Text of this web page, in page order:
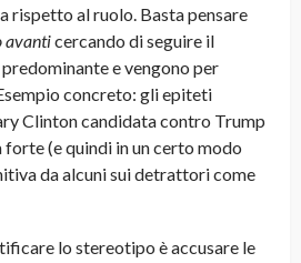
rispetto al ruolo. Basta pensare
avanticercando di seguire il
e vengono per
concreto: gli epiteti
Clinton candidata contro Trump
forte (e quindi in un certo modo
da alcuni sui detrattori come
lo stereotipo è accusare le